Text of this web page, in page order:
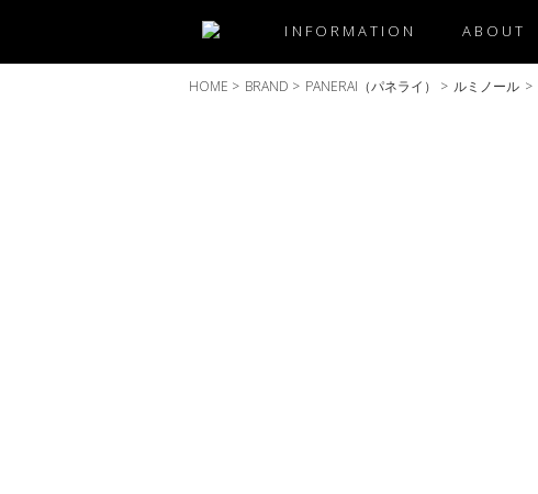
INFORMATION ABOUT
HOME > BRAND > PANERAI（パネライ） > ルミノール >